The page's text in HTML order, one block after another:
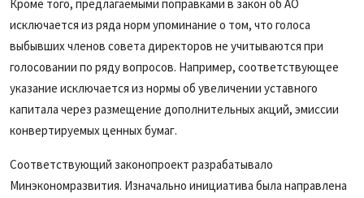
Кроме того, предлагаемыми поправками в закон об АО
исключается из ряда норм упоминание о том, что голоса
выбывших членов совета директоров не учитываются при
голосовании по ряду вопросов. Например, соответствующее
указание исключается из нормы об увеличении уставного
капитала через размещение дополнительных акций, эмиссии
конвертируемых ценных бумаг.
Соответствующий законопроект разрабатывало
Минэкономразвития. Изначально инициатива была направлена